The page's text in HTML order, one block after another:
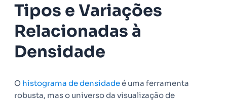
Tipos e Variações
Relacionadas à
Densidade
O histograma de densidadeé uma ferramenta
robusta, mas o universo da visualização de